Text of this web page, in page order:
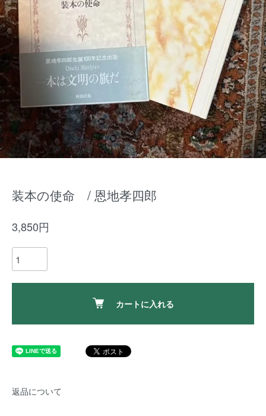
装本の使命 / 恩地孝四郎
3,850円
カートに入れる
返品について